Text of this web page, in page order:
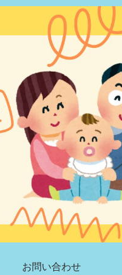
お問い合わせ